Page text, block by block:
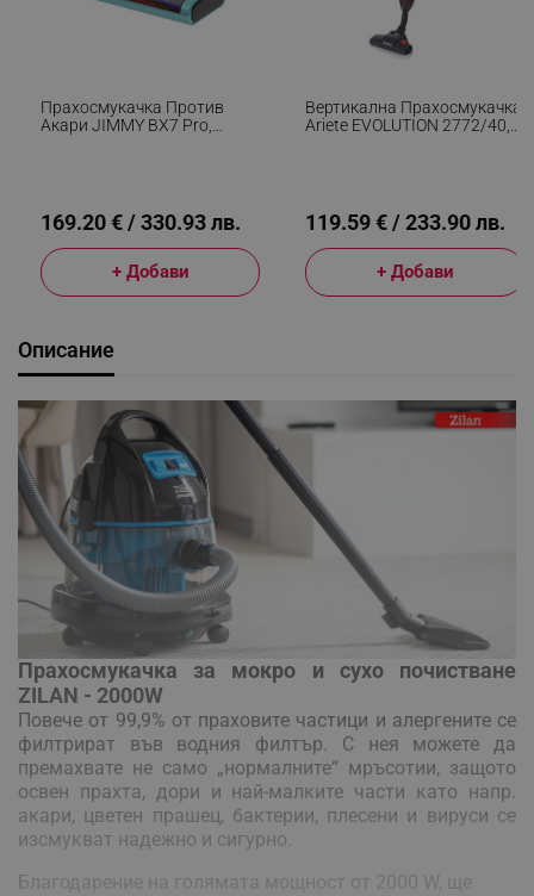
Прахосмукачка Против
Акари JIMMY BX7 Pro,
Син
169.20 € / 330.93 лв.
+ Добави
Вертикална Прахосмукачка
Ariete EVOLUTION 2772/40,
119.59 € / 233.90 лв.
+ Добави
Описание
Прахосмукачка за мокро и сухо почистване
ZILAN - 2000W
Повече от 99,9% от праховите частици и алергените се
филтрират във водния филтър. С нея можете да
премахвате не само „нормалните“ мръсотии, защото
освен прахта, дори и най-малките части като напр.
акари, цветен прашец, бактерии, плесени и вируси се
изсмукват надежно и сигурно.
Благодарение на голямата мощност от 2000 W, ще